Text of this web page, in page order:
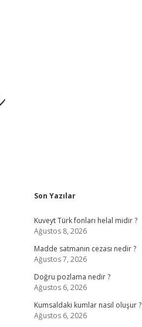
Sidebar
Son Yazılar
Kuveyt Türk fonları helal midir ?
Ağustos 8, 2026
Madde satmanın cezası nedir ?
Ağustos 7, 2026
Doğru pozlama nedir ?
Ağustos 6, 2026
Kumsaldaki kumlar nasıl oluşur ?
Ağustos 6, 2026